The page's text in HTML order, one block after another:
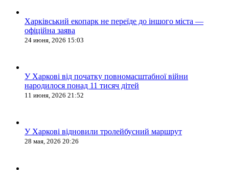
Харківський екопарк не переїде до іншого міста —
офіційна заява
24 июня, 2026 15:03
У Харкові від початку повномасштабної війни
народилося понад 11 тисяч дітей
11 июня, 2026 21:52
У Харкові відновили тролейбусний маршрут
28 мая, 2026 20:26